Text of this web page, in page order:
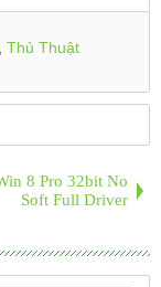
,Thủ Thuật
8 Pro 32bit No
Soft Full Driver